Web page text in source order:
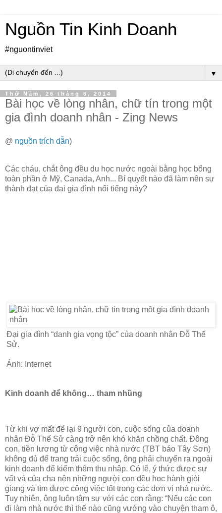
Nguồn Tin Kinh Doanh
#nguontinviet
▼
Thứ Năm, 26 tháng 6, 2014
Bài học về lòng nhân, chữ tín trong một
gia đình doanh nhân - Zing News
@ nguồn trích dẫn)
Các cháu, chắt ông đều du học nước ngoài bằng học bổng
toàn phần ở Mỹ, Canada, Anh... Bí quyết nào đã làm nên sự
thành đạt của đại gia đình nổi tiếng này?
Đại gia đình “danh gia vọng tộc” của doanh nhân Đỗ Thế
Sử.
Ảnh: Internet
Kinh doanh để không… tham nhũng
Từ khi vợ mất để lại 9 người con, cuộc sống của doanh
nhân Đỗ Thế Sử càng trở nên khó khăn chồng chất. Đông
con, tiền lương từ công việc nhà nước (TBT báo Tây Sơn)
không đủ để trang trải cuộc sống, ông phải chuyển ra ngoài
kinh doanh để kiếm thêm thu nhập. Có lẽ, ý thức được sự
vất vả của cha nên những người con đều học hành giỏi
giang và tìm được công việc tốt trong các đơn vị nhà nước.
Tuy nhiên, ông luôn tâm sự với các con rằng: “Nếu các con
đi làm nhà nước thì thế nào cũng vướng vào chuyện tham ô,